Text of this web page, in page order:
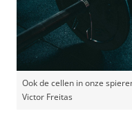
Ook de cellen in onze
Victor Freitas